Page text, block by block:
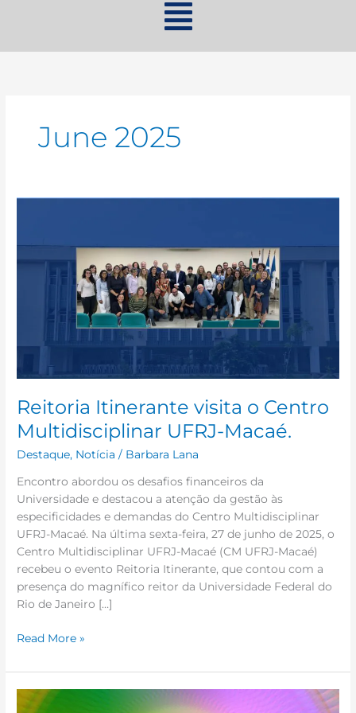
June 2025
Reitoria Itinerante visita o Centro
Multidisciplinar UFRJ-Macaé.
Destaque, Notícia / Barbara Lana
Encontro abordou os desafios financeiros da
Universidade e destacou a atenção da gestão às
especificidades e demandas do Centro Multidisciplinar
UFRJ-Macaé. Na última sexta-feira, 27 de junho de 2025, o
Centro Multidisciplinar UFRJ-Macaé (CM UFRJ-Macaé)
recebeu o evento Reitoria Itinerante, que contou com a
presença do magnífico reitor da Universidade Federal do
Rio de Janeiro […]
Centro
Multidisciplinar
Read More »
Vivências